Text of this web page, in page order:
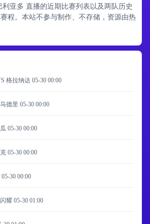
亚多 直播的近期比赛列表以及两队历史
程。本站不参与制作、不存储，资源由热
格拉纳达 05-30 00:00
德里 05-30 00:00
05-30 00:00
05-30 00:00
05-30 00:00
耀 05-30 01:00